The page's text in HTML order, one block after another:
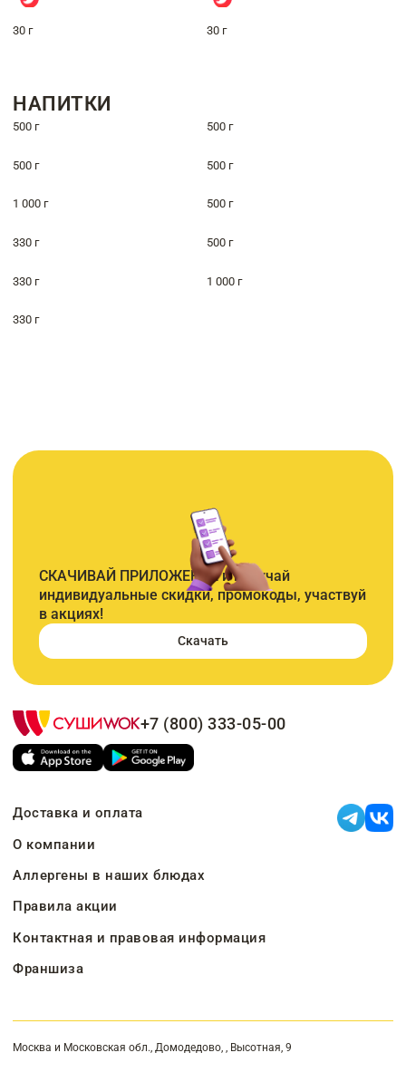
30 г 30 г
НАПИТКИ
500 г 500 г
500 г 500 г
1 000 г 500 г
330 г 500 г
330 г 1 000 г
330 г
СКАЧИВАЙ ПРИЛОЖЕНИЕ и получай
индивидуальные скидки, промокоды, участвуй
в акциях!
Скачать
+7 (800) 333-05-00
Доставка и оплата
О компании
Аллергены в наших блюдах
Правила акции
Контактная и правовая информация
Франшиза
Москва и Московская обл., Домодедово, , Высотная, 9